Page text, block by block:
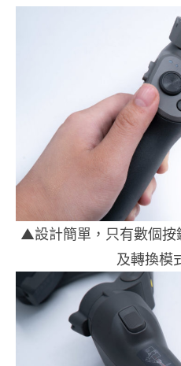
▲設計簡單，只有數個按
及轉換模